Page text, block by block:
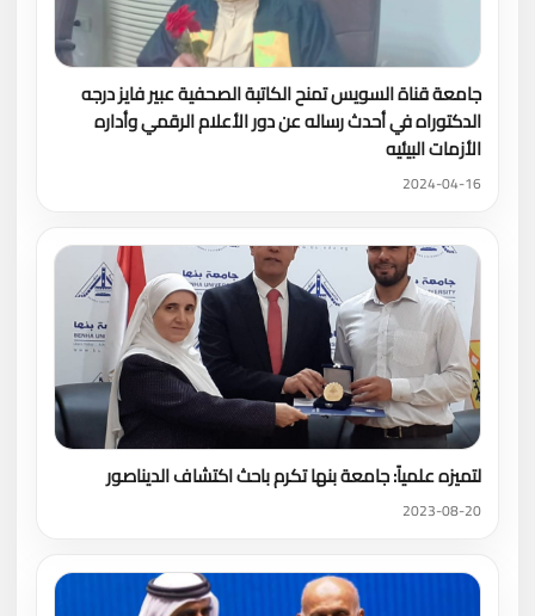
جامعة قناة السويس تمنح الكاتبة الصحفية عبير فايز درجه
الدكتوراه في أحدث رساله عن دور الأعلام الرقمي وأداره
الأزمات البيئيه
2024-04-16
لتميزه علمياً: جامعة بنها تكرم باحث اكتشاف الديناصور
2023-08-20